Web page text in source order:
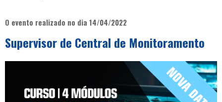
O evento realizado no dia 14/04/2022
Supervisor de Central de Monitoramento